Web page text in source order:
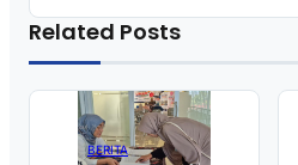
Related Posts
BERITA